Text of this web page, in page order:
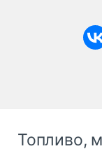
Топливо,